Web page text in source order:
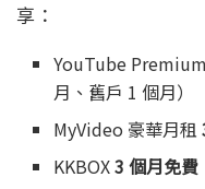
享：
YouTube
月、舊戶 1 個月）
MyVideo 豪華月租
KKBOX3 個月免費